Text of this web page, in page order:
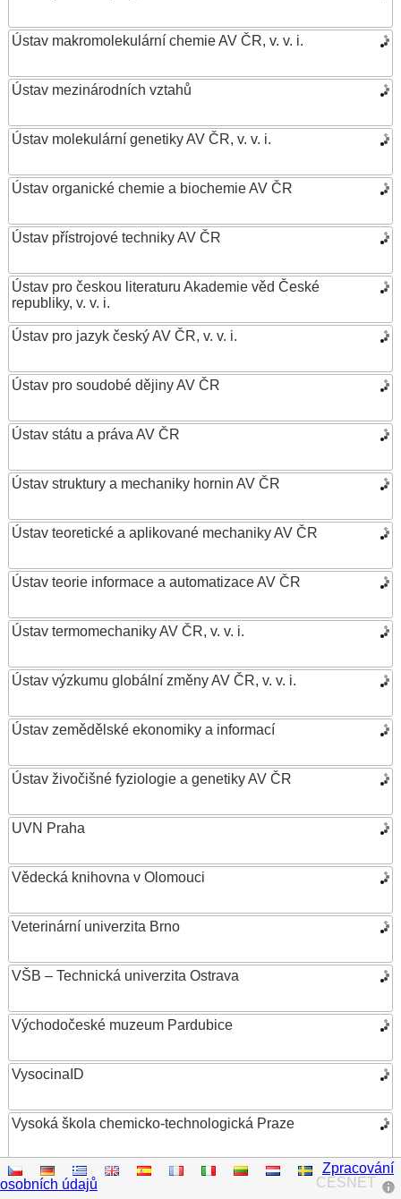
Ústav makromolekulární chemie AV ČR, v. v. i.
Ústav mezinárodních vztahů
Ústav molekulární genetiky AV ČR, v. v. i.
Ústav organické chemie a biochemie AV ČR
Ústav přístrojové techniky AV ČR
Ústav pro českou literaturu Akademie věd České
republiky, v. v. i.
Ústav pro jazyk český AV ČR, v. v. i.
Ústav pro soudobé dějiny AV ČR
Ústav státu a práva AV ČR
Ústav struktury a mechaniky hornin AV ČR
Ústav teoretické a aplikované mechaniky AV ČR
Ústav teorie informace a automatizace AV ČR
Ústav termomechaniky AV ČR, v. v. i.
Ústav výzkumu globální změny AV ČR, v. v. i.
Ústav zemědělské ekonomiky a informací
Ústav živočišné fyziologie a genetiky AV ČR
UVN Praha
Vědecká knihovna v Olomouci
Veterinární univerzita Brno
VŠB – Technická univerzita Ostrava
Východočeské muzeum Pardubice
VysocinaID
Vysoká škola chemicko-technologická Praze
Vysoká škola ekonomická v Praze
CESNET
Zpracování
osobních údajů